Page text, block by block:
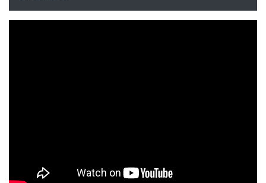
NYXmag 2. Yaş Kutlama Etkinliği